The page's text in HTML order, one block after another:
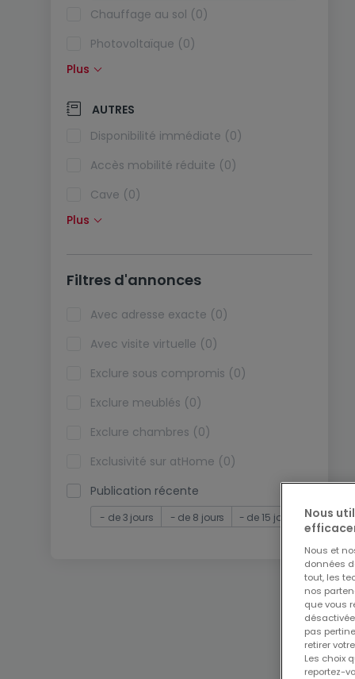
Chauffage au sol (0)
Photovoltaïque (0)
Panneaux solaires (0)
Pompe à chaleur (0)
Climatisation (0)
Fibre optique (0)
Plus
AUTRES
Disponibilité immédiate (0)
Accès mobilité réduite (0)
Cave (0)
Grenier (0)
Ascenseur (0)
Animaux acceptés (0)
Biens de vacances (0)
Plus
Filtres d'annonces
Avec adresse exacte (0)
Avec visite virtuelle (0)
Exclure sous compromis (0)
Exclure meublés (0)
Exclure chambres (0)
Exclusivité sur atHome (0)
Publication récente
- de 3 jours - de 8 jours - de 15 jours
Nous
Nous et
données
tout, les
nos
que vous
pas
retirer
Les choix
reportez-